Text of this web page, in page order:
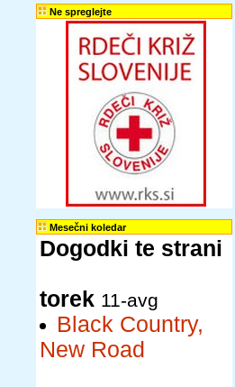
Ne spreglejte
Mesečni koledar
Dogodki te strani
torek 11-avg
Black Country,
New Road